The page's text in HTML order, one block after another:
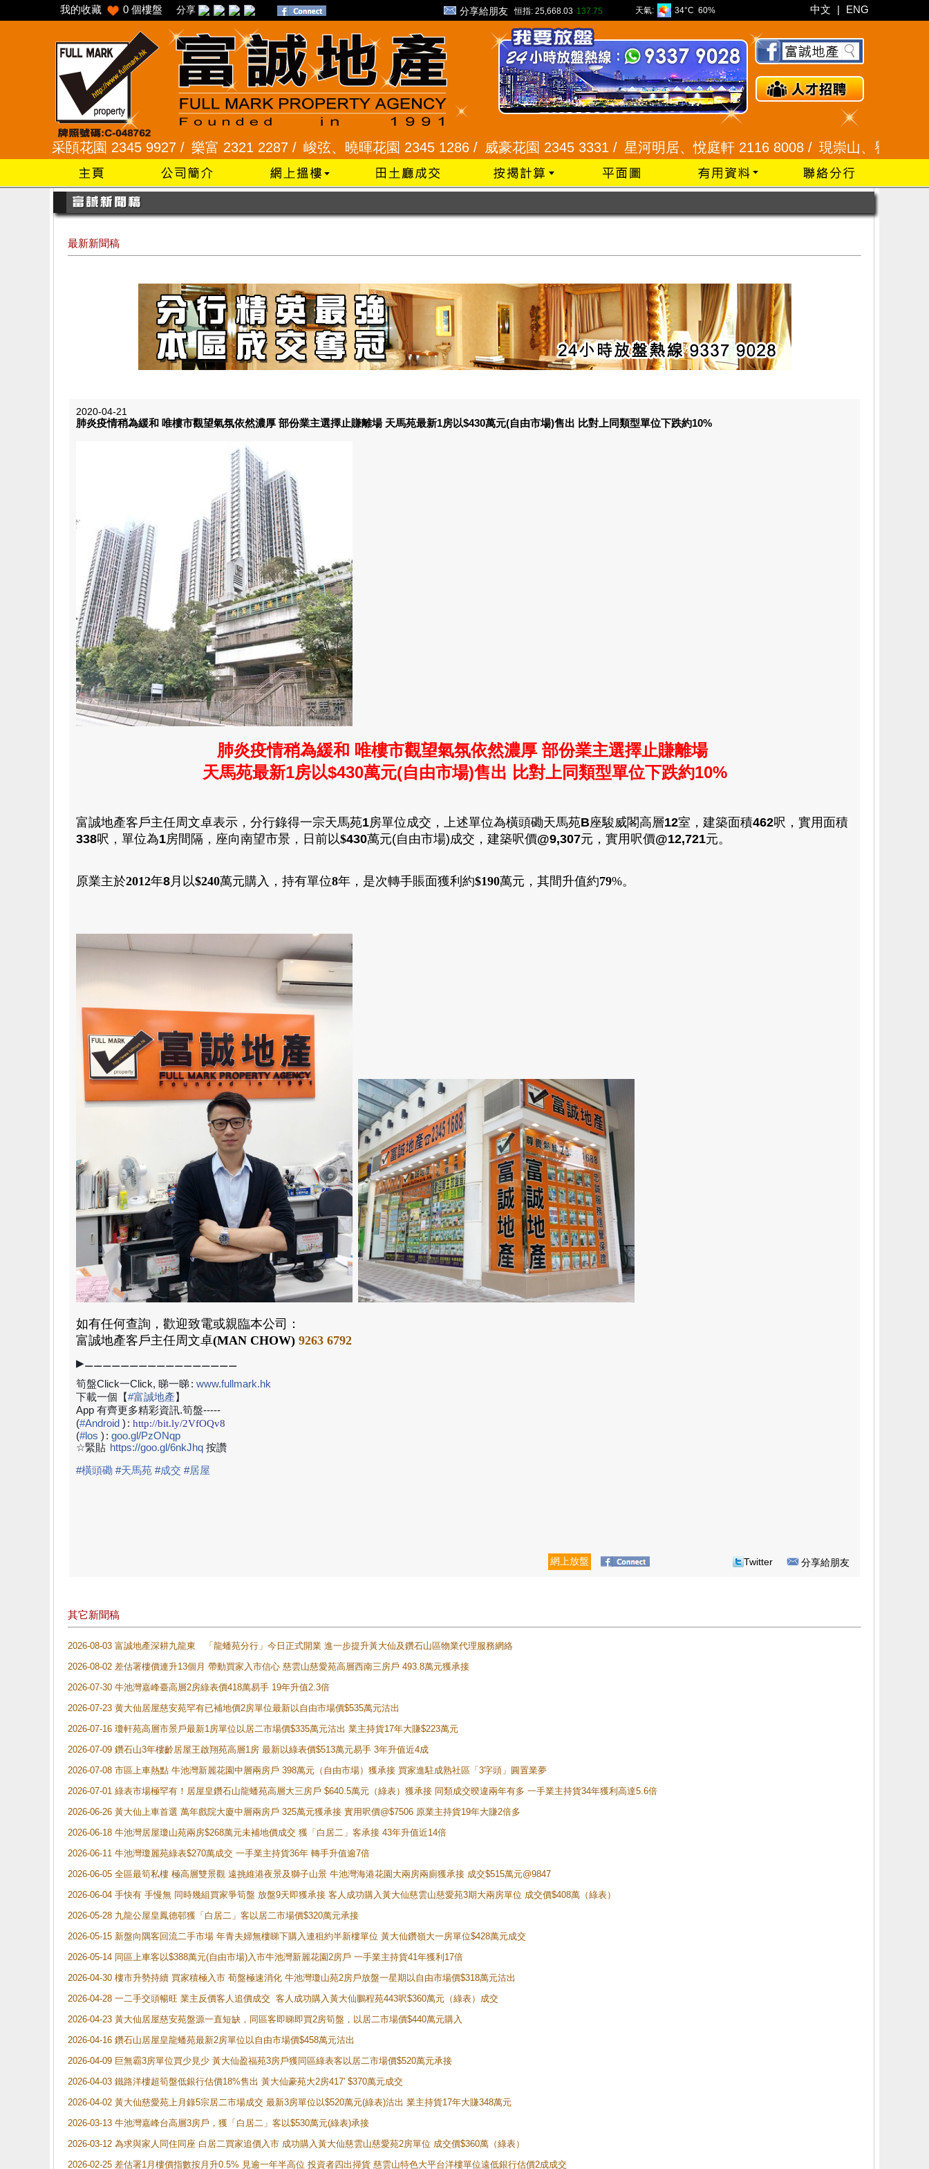
我的收藏 0 個樓盤 分享 分享給朋友 恒指: 25,668.03 137.75 天氣: 34°C 60% 中文 | ENG
花園 2345 9927 /樂富 2321 2287 /峻弦、曉暉花園 2345 1286 /威豪花園 2345 3331 /星河明居、悅庭軒 2116 8008 /現崇山、譽港灣 2345 9926 /
最新新聞稿
2020-04-21
肺炎疫情稍為緩和 唯樓市觀望氣氛依然濃厚 部份業主選擇止賺離場 天馬苑最新1房以$430萬元(自由市場)售出 比對上同類型單位下跌約10%
肺炎疫情稍為緩和 唯樓市觀望氣氛依然濃厚 部份業主選擇止賺離場
天馬苑最新1房以$430萬元(自由市場)售出 比對上同類型單位下跌約10%
富誠地產客戶主任周文卓表示 ， 分行錄得一宗天馬苑1房單位成交 ， 上述單位為橫頭磡天馬苑B座駿威閣高層12室 ， 建築面積462呎 ， 實用面積
338呎 ， 單位為1房間隔 ， 座向南望市景 ，日前以$430萬元(自由市場)成交 ， 建築呎價@9,307元 ， 實用呎價@12,721元。
原業主於2012年8 月 以$240萬元購入 ， 持有單位8年 ， 是次轉手賬面獲利約$190萬元 ， 其間升值約79%。
如有任何查詢，歡迎致電或親臨本公司：
富誠地產客戶主任周文卓(MAN CHOW) 9263 6792
▶⚊⚊⚊⚊⚊⚊⚊⚊⚊⚊⚊⚊⚊⚊⚊⚊⚊
筍盤Click一Click, 睇一睇: www.fullmark.hk
下載一個【#富誠地產】
App 有齊更多精彩資訊.筍盤-----
(#Android ) : http://bit.ly/2VfOQv8
(#los ) : goo.gl/PzONqp
☆緊貼 https://goo.gl/6nkJhq 按讚
#橫頭磡 #天馬苑 #成交 #居屋
網上放盤 Twitter 分享給朋友
其它新聞稿
2026-08-03 富誠地產深耕九龍東 「龍蟠苑分行」今日正式開業 進一步提升黃大仙及鑽石山區物業代理服務網絡
2026-08-02 差估署樓價連升13個月 帶動買家入市信心 慈雲山慈愛苑高層西南三房戶 493.8萬元獲承接
2026-07-30 牛池灣嘉峰臺高層2房綠表價418萬易手 19年升值2.3倍
2026-07-23 黄大仙居屋慈安苑罕有已補地價2房單位最新以自由市場價$535萬元沽出
2026-07-16 瓊軒苑高層市景戶最新1房單位以居二市場價$335萬元沽出 業主持貨17年大賺$223萬元
2026-07-09 鑽石山3年樓齡居屋王啟翔苑高層1房 最新以綠表價$513萬元易手 3年升值近4成
2026-07-08 市區上車熱點 牛池灣新麗花園中層兩房戶 398萬元（自由市場）獲承接 買家進駐成熟社區「3字頭」圓置業夢
2026-07-01 綠表市場極罕有！居屋皇鑽石山龍蟠苑高層大三房戶 $640.5萬元（綠表）獲承接 同類成交暌違兩年有多 一手業主持貨34年獲利高達5.6倍
2026-06-26 黃大仙上車首選 萬年戲院大廈中層兩房戶 325萬元獲承接 實用呎價@$7506 原業主持貨19年大賺2倍多
2026-06-18 牛池灣居屋瓊山苑兩房$268萬元未補地價成交 獲「白居二」客承接 43年升值近14倍
2026-06-11 牛池灣瓊麗苑綠表$270萬成交 一手業主持貨36年 轉手升值逾7倍
2026-06-05 全區最筍私樓 極高層雙景觀 遠挑維港夜景及獅子山景 牛池灣海港花園大兩房兩廁獲承接 成交$515萬元@9847
2026-06-04 手快有 手慢無 同時幾組買家爭筍盤 放盤9天即獲承接 客人成功購入黃大仙慈雲山慈愛苑3期大兩房單位 成交價$408萬（綠表）
2026-05-28 九龍公屋皇鳳德邨獲「白居二」客以居二市場價$320萬元承接
2026-05-15 新盤向隅客回流二手市場 年青夫婦無樓睇下購入連租約半新樓單位 黃大仙鑽嶺大一房單位$428萬元成交
2026-05-14 同區上車客以$388萬元(自由市場)入市牛池灣新麗花園2房戶 一手業主持貨41年獲利17倍
2026-04-30 樓市升勢持續 買家積極入市 荀盤極速消化 牛池灣瓊山苑2房戶放盤一星期以自由市場價$318萬元沽出
2026-04-28 一二手交頭暢旺 業主反價客人追價成交 客人成功購入黃大仙鵬程苑443呎$360萬元（綠表）成交
2026-04-23 黃大仙居屋慈安苑盤源一直短缺，同區客即睇即買2房筍盤，以居二市場價$440萬元購入
2026-04-16 鑽石山居屋皇龍蟠苑最新2房單位以自由市場價$458萬元沽出
2026-04-09 巨無霸3房單位買少見少 黃大仙盈福苑3房戶獲同區綠表客以居二市場價$520萬元承接
2026-04-03 鐵路洋樓超筍盤低銀行估價18%售出 黃大仙豪苑大2房417' $370萬元成交
2026-04-02 黃大仙慈愛苑上月錄5宗居二市場成交 最新3房單位以$520萬元(綠表)沽出 業主持貨17年大賺348萬元
2026-03-13 牛池灣嘉峰台高層3房戶，獲「白居二」客以$530萬元(綠表)承接
2026-03-12 為求與家人同住同座 白居二買家追價入市 成功購入黃大仙慈雲山慈愛苑2房單位 成交價$360萬（綠表）
2026-02-25 差估署1月樓價指數按月升0.5% 見逾一年半高位 投資者四出掃貨 慈雲山特色大平台洋樓單位遠低銀行估價2成成交